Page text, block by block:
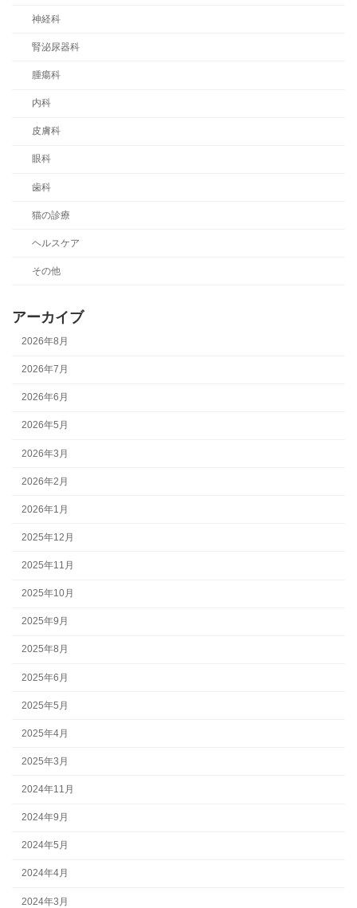
神経科
腎泌尿器科
腫瘍科
内科
皮膚科
眼科
歯科
猫の診療
ヘルスケア
その他
アーカイブ
2026年8月
2026年7月
2026年6月
2026年5月
2026年3月
2026年2月
2026年1月
2025年12月
2025年11月
2025年10月
2025年9月
2025年8月
2025年6月
2025年5月
2025年4月
2025年3月
2024年11月
2024年9月
2024年5月
2024年4月
2024年3月